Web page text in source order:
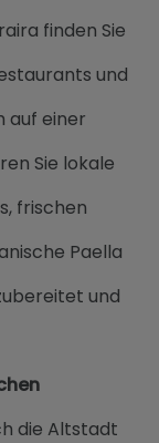
finden Sie
und
auf einer
Sie lokale
frischen
Paella
und
die Altstadt